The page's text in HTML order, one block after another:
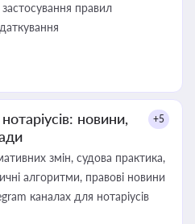
правил
новини,
+5
змін, судова практика,
алгоритми, правові новини
каналах для нотаріусів